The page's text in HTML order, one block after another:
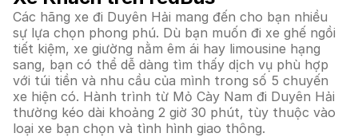
Các hãng xe đi Duyên Hải mang đến cho bạn nhiều
sự lựa chọn phong phú. Dù bạn muốn đi xe ghế ngồi
tiết kiệm, xe giường nằm êm ái hay limousine hạng
sang, bạn có thể dễ dàng tìm thấy dịch vụ phù hợp
với túi tiền và nhu cầu của mình trong số 5 chuyến
xe hiện có. Hành trình từ Mỏ Cày Nam đi Duyên Hải
thường kéo dài khoảng 2 giờ 30 phút, tùy thuộc vào
loại xe bạn chọn và tình hình giao thông.